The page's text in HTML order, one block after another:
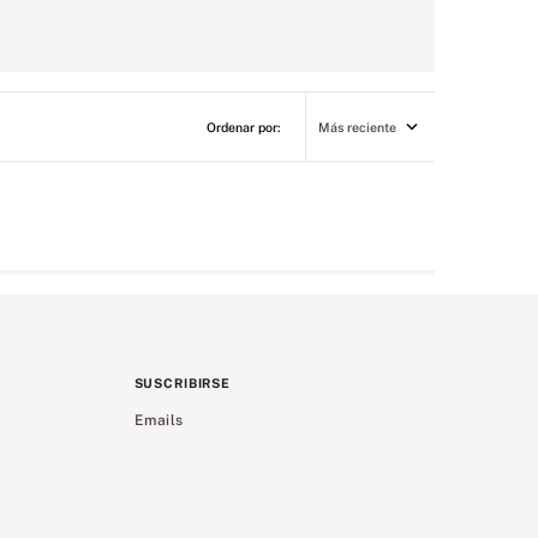
Más reciente
SUSCRIBIRSE
Emails